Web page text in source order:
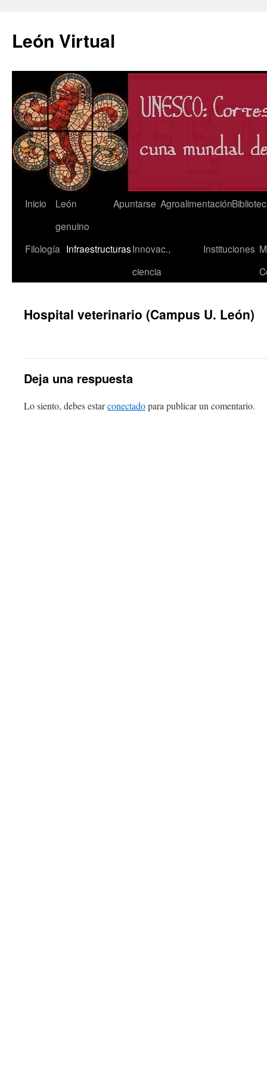
León Virtual
Saltar
contenido
Inicio
León
genuino
Apuntarse Agroalimentación
Filología InfraestructurasInnovac.,
ciencia
Instituciones
Hospital veterinario (Campus U. León)
Deja una respuesta
Lo siento, debes estarconectadopara publicar un comentario.